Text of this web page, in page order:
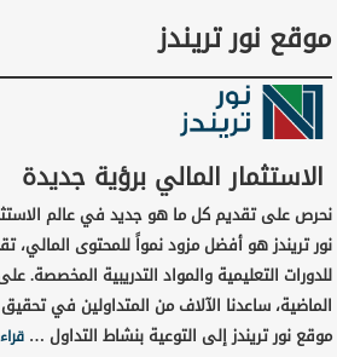
موقع نور تريندز
الاستثمار المالي برؤية جديدة
نحرص على تقديم كل ما هو جديد في عالم
نور تريندز هو أفضل مزود نمواً للمحتوى
للدورات التعليمية والمواد التدريبية
الماضية، ساعدنا الآلاف من المتداولين في
موقع نور تريندز إلى التوعية بنشاط التداول …